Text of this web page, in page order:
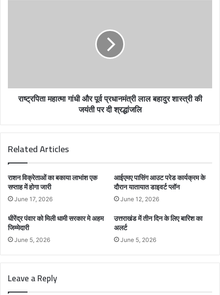
राष्ट्रपिता महात्मा गांधी और पूर्व प्रधानमंत्री लाल बहादुर शास्त्री की
जयंती पर दी श्रद्धांजलि
Related Articles
राशन विक्रेताओं का बकाया लाभांश एक
सप्ताह में होगा जारी
June 17, 2026
आईएमए पासिंग आउट परेड कार्यक्रम के
दौरान यातायात डाइवर्ट प्लॉन
June 12, 2026
धीरेंद्र पंवार को मिली धामी सरकार मे अहम
जिम्मेदारी
June 5, 2026
उत्तराखंड में तीन दिन के लिए बारिश का
अलर्ट
June 5, 2026
Leave a Reply